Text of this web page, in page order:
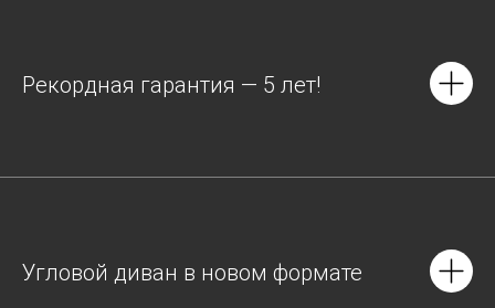
Рекордная гарантия — 5 лет!
Угловой диван в новом формате